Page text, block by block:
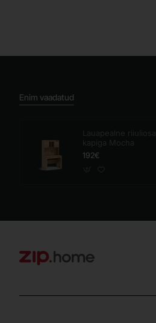
Enim vaadatud
Lauapealne riiuliosa
kapiga Mocha
192€